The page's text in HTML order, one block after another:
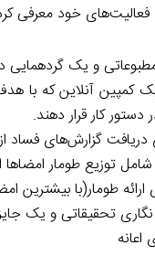
فعالیت‌های خود معرفی
و یک گردهمایی
کمپین آنلاین که با
دریافت گزارش‌های فساد
طومار امضاها از طریق
ارائه طومار(با
نگاری تحقیقاتی و یک